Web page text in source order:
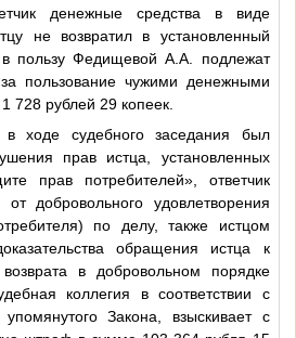
денежные средства в виде
не возвратил в установленный
пользу Федищевой А.А. подлежат
пользование чужими денежными
728 рублей 29 копеек.
в ходе судебного заседания был
прав истца, установленных
прав потребителей», ответчик
от добровольного удовлетворения
по делу, также истцом
обращения истца к
в добровольном порядке
коллегия в соответствии с
Закона, взыскивает с